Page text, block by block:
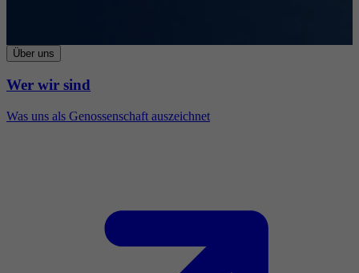
Über uns
Wer wir sind
Was uns als Genossenschaft auszeichnet